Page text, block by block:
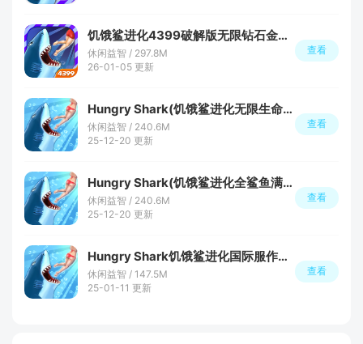
饥饿鲨进化4399破解版无限钻石金币版
休闲益智 / 297.8M
26-01-05 更新
查看
Hungry Shark(饥饿鲨进化无限生命中文破解版)
休闲益智 / 240.6M
25-12-20 更新
查看
Hungry Shark(饥饿鲨进化全鲨鱼满级存档解锁版)
休闲益智 / 240.6M
25-12-20 更新
查看
Hungry Shark饥饿鲨进化国际服作弊修改器版
休闲益智 / 147.5M
25-01-11 更新
查看